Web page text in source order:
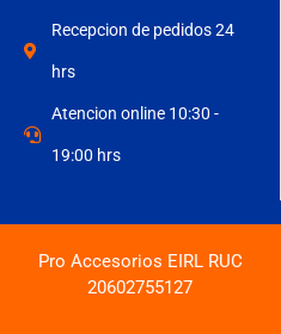
Recepcion de pedidos 24
hrs
Atencion online 10:30 -
19:00 hrs
Pro Accesorios EIRL RUC
20602755127